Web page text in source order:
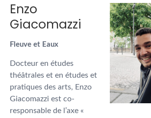
Enzo
Giacomazzi
Fleuve et Eaux
Docteur en études
théâtrales et en études et
pratiques des arts, Enzo
Giacomazzi est co-
responsable de l’axe «